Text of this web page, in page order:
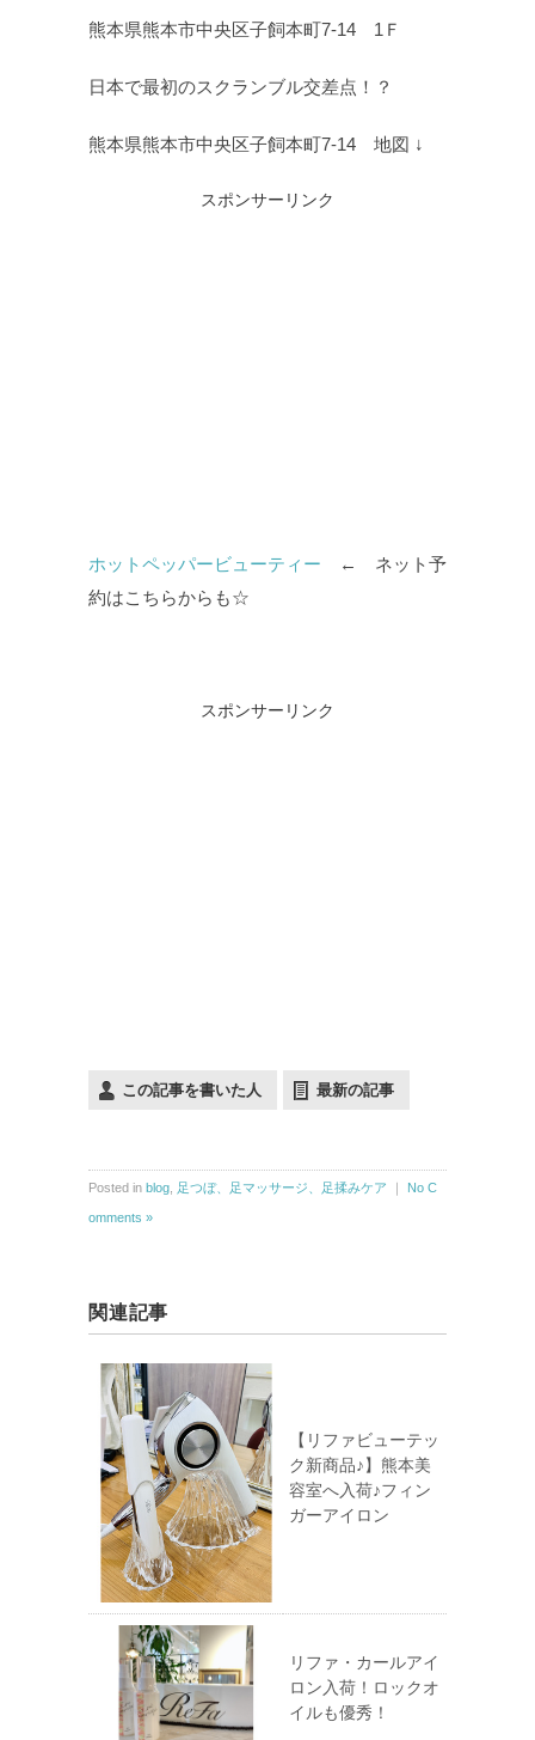
熊本県熊本市中央区子飼本町7-14 1Ｆ
日本で最初のスクランブル交差点！？
熊本県熊本市中央区子飼本町7-14 地図 ↓
スポンサーリンク
ホットペッパービューティー ← ネット予
約はこちらからも☆
スポンサーリンク
この記事を書いた人 最新の記事
Posted in blog 足つぼ、足マッサージ、足揉みケア ｜ No C
omments »
関連記事
【リファビューテッ
ク新商品♪】熊本美
容室へ入荷♪フィン
ガーアイロン
リファ・カールアイ
ロン入荷！ロックオ
イルも優秀！